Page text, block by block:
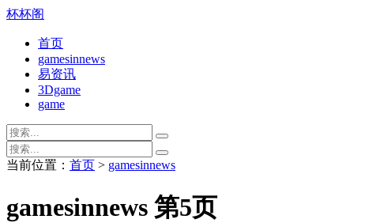
杯杯阁
首页
gamesinnews
易资讯
3Dgame
game
当前位置： 首页 > gamesinnews
gamesinnews 第5页